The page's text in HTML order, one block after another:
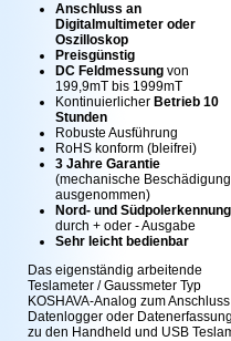
Anschluss an
Digitalmultimeter oder
Oszilloskop
Preisgünstig
DC Feldmessung von
199,9mT bis 1999mT
Kontinuierlicher Betrieb 10
Stunden
Robuste Ausführung
RoHS konform (bleifrei)
3 Jahre Garantie
(mechanische Beschädigung
ausgenommen)
Nord- und Südpolerkennung
durch + oder - Ausgabe
Sehr leicht bedienbar
Das eigenständig arbeitende
Teslameter / Gaussmeter Typ
KOSHAVA-Analog zum
Datenlogger oder
zu den Handheld und USB